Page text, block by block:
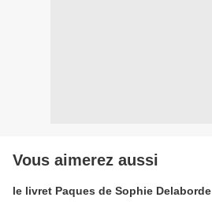
Vous aimerez aussi
le livret Paques de Sophie Delaborde